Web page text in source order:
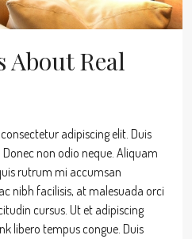
About Real
adipiscing elit. Duis
non odio neque. Aliquam
rutrum mi accumsan
nibh facilisis, at malesuada orci
cursus. Ut et adipiscing
libero tempus congue. Duis